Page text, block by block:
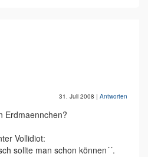
31. Juli 2008 | Antworten
Erdmaennchen?
Vollidiot:
sollte man schon können´´.